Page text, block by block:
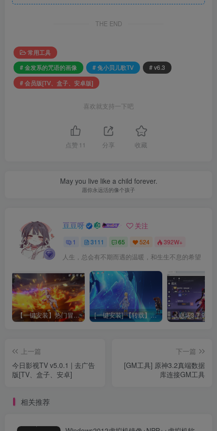
THE END
常用工具
# 金发系的咒语的画像
# 兔小贝儿歌TV
# v6.3
# 会员版[TV、盒子、安卓版]
喜欢就支持一下吧
点赞 11 分享 收藏
May you live like a child forever.
愿你永远活的像个孩子
豆豆呀 关注
1 3111 65 524 392W+
人生，总会有不期而遇的温暖，和生生不息的希望
【一键安装】热门冒险策略类游戏崩坏：星穹铁道全新2.3版本一键端+一键代理+一键启动+免虚拟机 [一键安装] 【转载】原神3.4真端服务端+源码+配套客户端+详尽说明+GM工具+源码说明文件
上一篇
今日影视TV v5.0.1 | 去广告
版[TV、盒子、安卓]
下一篇
[GM工具] 原神3.2真端数据
库连接GM工具
相关推荐